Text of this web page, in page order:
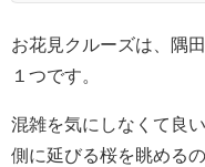
お花見クルーズは、隅
１つです。
混雑を気にしなくて良
側に延びる桜を眺める